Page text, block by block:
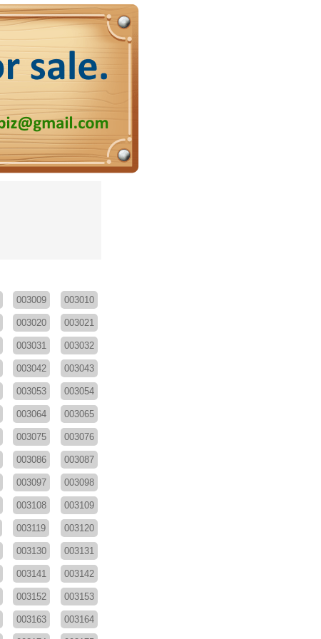
003009 003010
003020 003021
003031 003032
003042 003043
003053 003054
003064 003065
003075 003076
003086 003087
003097 003098
003108 003109
003119 003120
003130 003131
003141 003142
003152 003153
003163 003164